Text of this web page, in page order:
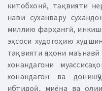
китобхонӣ, тақвияти
нави суханвару
миллию фарҳангӣ,
эҳсоси худогоҳию
тақвияти ҷаҳони
хонандагони
хонандагон ва
ибтидоӣ, миёна ва